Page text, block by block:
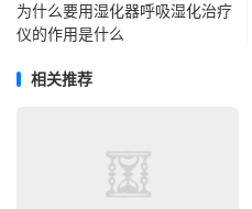
为什么要用湿化器呼吸湿化治疗
仪的作用是什么
相关推荐